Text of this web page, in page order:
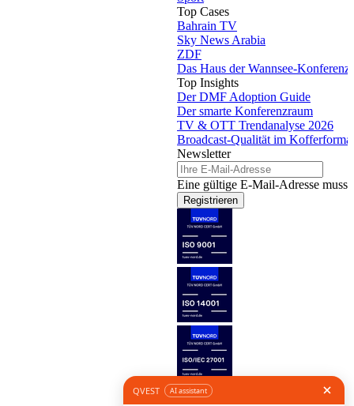
Top Cases
Bahrain TV
Sky News Arabia
ZDF
Das Haus der Wannsee-Konferenz
Top Insights
Der DMF Adoption Guide
Der smarte Konferenzraum
TV & OTT Trendanalyse 2026
Broadcast-Qualität im Kofferformat
Newsletter
Eine gültige E-Mail-Adresse muss
Registrieren
Folge uns